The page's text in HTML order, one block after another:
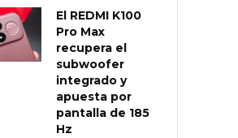
El REDMI K100
Pro Max
recupera el
subwoofer
integrado y
apuesta por
pantalla de 185
Hz